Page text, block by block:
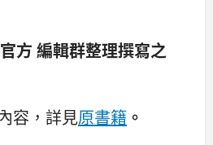
方 編輯群整理撰寫之
容，詳見原書籍 。